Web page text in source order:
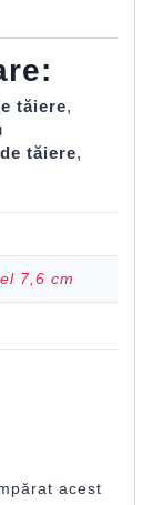
tăiere,
tăiere,
7,6 cm
acest